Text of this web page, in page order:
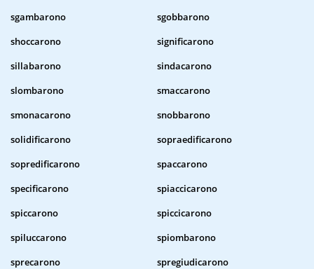
sgambarono
sgobbarono
shoccarono
significarono
sillabarono
sindacarono
slombarono
smaccarono
smonacarono
snobbarono
solidificarono
sopraedificarono
sopredificarono
spaccarono
specificarono
spiaccicarono
spiccarono
spiccicarono
spiluccarono
spiombarono
sprecarono
spregiudicarono